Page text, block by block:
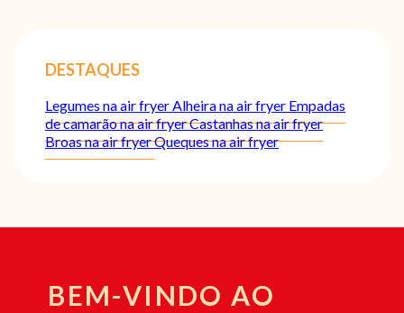
DESTAQUES
Legumes na air fryer Alheira na air fryer Empadas
de camarão na air fryerCastanhas na air fryer
Broas na air fryerQueques na air fryer
BEM-VINDO AO